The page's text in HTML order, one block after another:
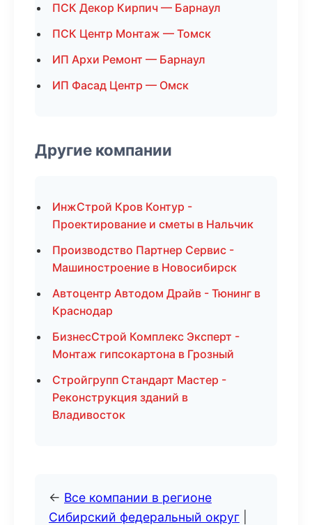
ПСК Декор Кирпич — Барнаул
ПСК Центр Монтаж — Томск
ИП Архи Ремонт — Барнаул
ИП Фасад Центр — Омск
Другие компании
ИнжСтрой Кров Контур -
Проектирование и сметы в Нальчик
Производство Партнер Сервис -
Машиностроение в Новосибирск
Автоцентр Автодом Драйв - Тюнинг в
Краснодар
БизнесСтрой Комплекс Эксперт -
Монтаж гипсокартона в Грозный
Стройгрупп Стандарт Мастер -
Реконструкция зданий в
Владивосток
← Все компании в регионе
Сибирский федеральный округ